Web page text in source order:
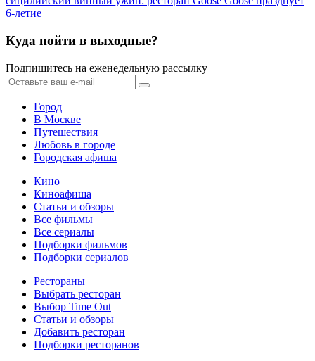
6-летие
Куда пойти в выходные?
Подпишитесь на еженедельную рассылку
Город
В Москве
Путешествия
Любовь в городе
Городская афиша
Кино
Киноафиша
Статьи и обзоры
Все фильмы
Все сериалы
Подборки фильмов
Подборки сериалов
Рестораны
Выбрать ресторан
Выбор Time Out
Статьи и обзоры
Добавить ресторан
Подборки ресторанов